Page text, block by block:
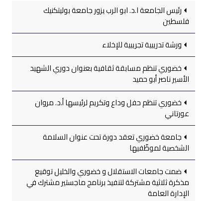
رئيس الجامعة ا.د. ابو الرب يزور جامعة بوليتكنيك
فلسطين
ورشة تدريبية تجريبية للإخلاء
خضوري تنظم مسابقة ثقافية بعنوان دوري الشهيد
الأسير ناصر أبو حميد
خضوري تنظم حفل وداع وتكريم لرئيسها أ.د. مروان
عورتاني
جامعة خضوري تعقد دورة تحت عنوان السلامة
الشخصية لموظّفيها
ضمت جامعات الاستقلال و خضوري والخليل توقيع
مذكرة ثلاثية مشتركة لتنفيذ برنامج ماجستير مشترك في
الإدارة العامة